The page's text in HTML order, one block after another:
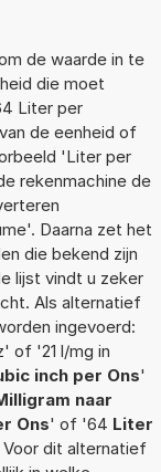
de waarde in te
die moet
Liter per
de eenheid of
'Liter per
rekenmachine de
Daarna zet het
die bekend zijn
lijst vindt u zeker
Als alternatief
ingevoerd:
of '21 l/mg in
inch per Ons'
naar
Ons' of '64 Liter
Voor dit alternatief